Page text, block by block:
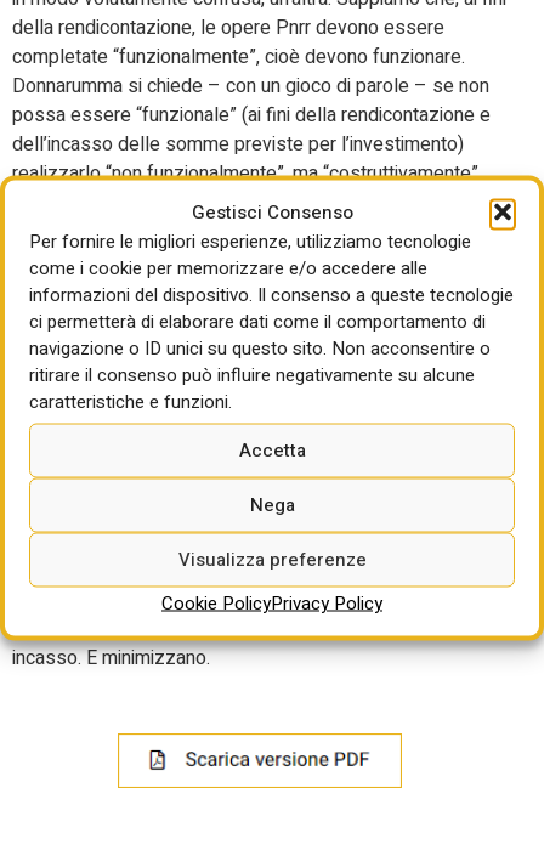
Gestisci Consenso
Per fornire le migliori esperienze, utilizziamo tecnologie
come i cookie per memorizzare e/o accedere alle
informazioni del dispositivo. Il consenso a queste tecnologie
ci permetterà di elaborare dati come il comportamento di
navigazione o ID unici su questo sito. Non acconsentire o
ritirare il consenso può influire negativamente su alcune
caratteristiche e funzioni.
Accetta
Nega
Visualizza preferenze
Cookie PolicyPrivacy Policy
della rendicontazione, le opere Pnrr devono essere
completate “funzionalmente”, cioè devono funzionare.
Donnarumma si chiede – con un gioco di parole – se non
possa essere “funzionale” (ai fini della rendicontazione e
dell’incasso delle somme previste per l’investimento)
realizzarlo “non funzionalmente”, ma “costruttivamente”.
Cioè che si possa adottare un criterio – su cui
effettivamente il governo italiano sta trattando con la
commissione Ue – per pagare la rata anche per stralci
costruttivi e non solo funzionali. L’esempio che si fa nella
trattativa riguarda proprio la realizzazione di una galleria.
Se ho realizzato un’opera come una galleria o un pezzo di
galleria e mi manca qualcosa per completare l’opera,
posso essere pagato per il pezzo che ho realizzato?
Quarta frase. L’ultima frase di Donnarumma considera
l’evenienza più negativa: che non si riescano a completare
alcune opere e che, per questo, la commissione Ue non ce
le paghi. “Abbiamo solo 14 miliardi dal Pnrr su 100 miliardi
totali e 84 da altre fonti finanziarie: il mancato apporto
finanziario dal Pnrr difficilmente ci farà fallire”. Le Fs non
escludono più neanche l’ipotesi estrema del mancato
incasso. E minimizzano.